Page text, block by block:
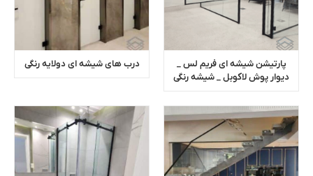
پارتیشن شیشه ای فریم لس _
دیوار پوش لاکوبل _ شیشه رنگی
درب های شیشه ای دولایه رنگی